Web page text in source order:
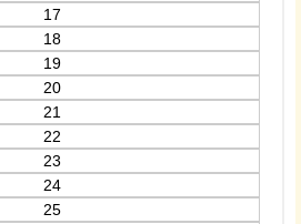
17
18
19
20
21
22
23
24
25